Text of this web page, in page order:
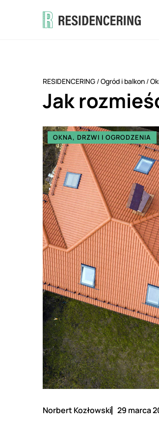
RESIDENCERING /Ogród i balkon /
Jak
OKNA, DRZWI I OGRODZENIA
Norbert Kozłowski 29 marca